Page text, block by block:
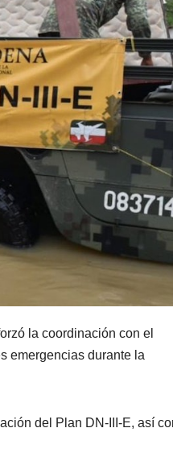
la coordinación con el
emergencias durante la
del Plan DN-III-E, así